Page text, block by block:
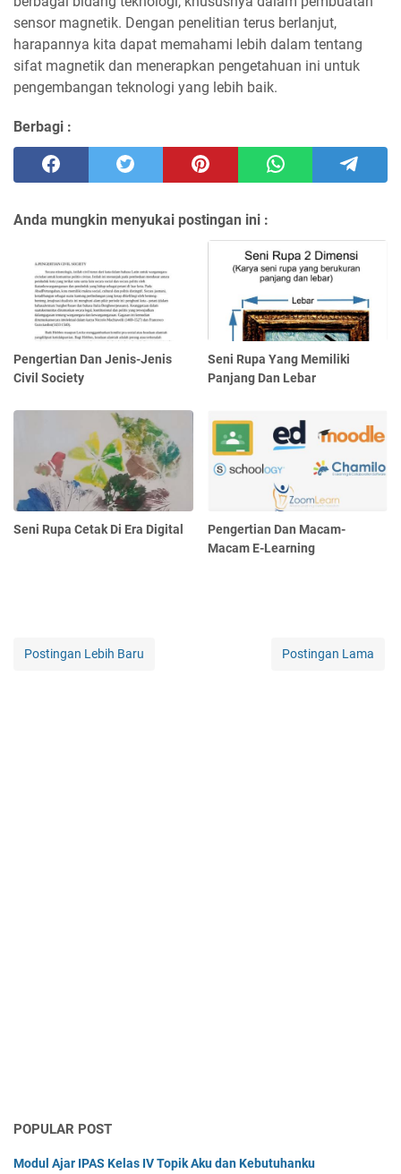
sensor magnetik. Dengan penelitian terus berlanjut,
harapannya kita dapat memahami lebih dalam tentang
sifat magnetik dan menerapkan pengetahuan ini untuk
pengembangan teknologi yang lebih baik.
Berbagi :
Anda mungkin menyukai postingan ini :
Pengertian Dan Jenis-Jenis
Civil Society
Seni Rupa Yang Memiliki
Panjang Dan Lebar
Seni Rupa Cetak Di Era Digital
Pengertian Dan Macam-
Macam E-Learning
Postingan Lebih Baru Postingan Lama
POPULAR POST
Modul Ajar IPAS Kelas IV Topik Aku dan Kebutuhanku